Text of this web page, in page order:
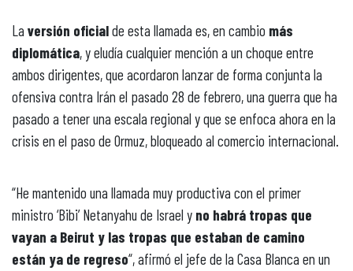
La versión oficialde esta llamada es, en cambio más
diplomática, y eludía cualquier mención a un choque entre
ambos dirigentes, que acordaron lanzar de forma conjunta la
ofensiva contra Irán el pasado 28 de febrero, una guerra que ha
pasado a tener una escala regional y que se enfoca ahora en la
crisis en el paso de Ormuz, bloqueado al comercio internacional.
“He mantenido una llamada muy productiva con el primer
ministro ‘Bibi’ Netanyahu de Israel y no habrá tropas que
vayan a Beirut y las tropas que estaban de camino
están ya de regreso“, afirmó el jefe de la Casa Blanca en un